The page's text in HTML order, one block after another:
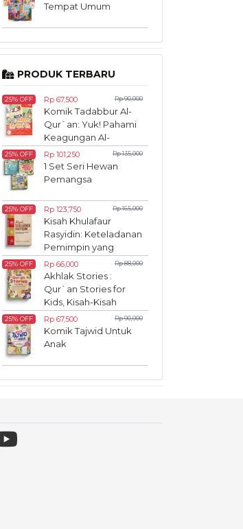
Tempat Umum
PRODUK TERBARU
25% OFF Rp 67,500 Rp 90,000
Komik Tadabbur Al-
Qur`an: Yuk! Pahami
Keagungan Al-
Qur`an Sedari Kecil
25% OFF Rp 101,250 Rp 135,000
1 Set Seri Hewan
Pemangsa
25% OFF Rp 123,750 Rp 165,000
Kisah Khulafaur
Rasyidin: Keteladanan
Pemimpin yang
Inspiratif
25% OFF Rp 66,000 Rp 88,000
Akhlak Stories :
Qur`an Stories for
Kids, Kisah-Kisah
Akhlak dalam Al-
Qur`an
25% OFF Rp 67,500 Rp 90,000
Komik Tajwid Untuk
Anak